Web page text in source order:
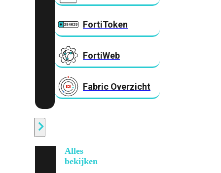
FortiToken
FortiWeb
Fabric Overzicht
Alles
bekijken